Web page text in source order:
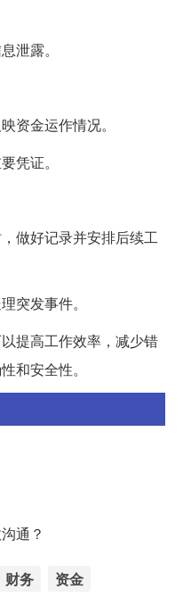
泄露。
资金运作情况。
凭证。
做好记录并安排后续工
突发事件。
提高工作效率，减少错
和安全性。
通？
财务 资金